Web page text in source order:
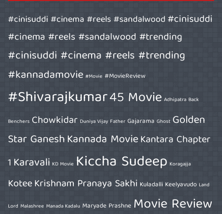
#cinisuddi #cinema #reels #sandalwood#cinisuddi
#cinema #reels #sandalwood #trending
#cinisuddi #cinema #reels #trending
#kannadamovie #Movie #MovieReview
#Shivarajkumar45 Movie Adhipatra Back
Benchers Chowkidar Duniya Vijay Father Gajarama Ghost Golden
Star GaneshKannada MovieKantara Chapter
1 Karavali KD Movie Kiccha Sudeep Koragajja
KoteeKrishnam Pranaya Sakhi Kuladalli Keelyavudo Land
Lord Malashree Manada Kadalu Maryade Prashne Movie Review